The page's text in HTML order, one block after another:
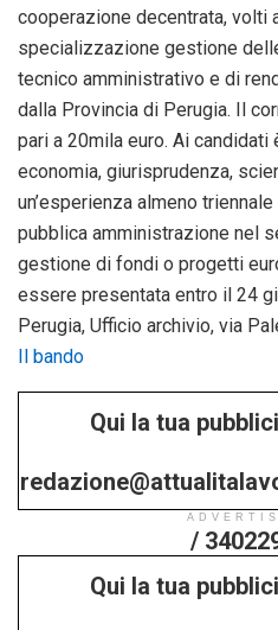
cooperazione decentrata, volti
specializzazione gestione
tecnico amministrativo e di
dalla Provincia di Perugia. Il
pari a 20mila euro. Ai candidati
economia, giurisprudenza,
un’esperienza almeno
pubblica amministrazione nel
gestione di fondi o progetti
essere presentata entro il 24
Perugia, Ufficio archivio, via
Il bando
Qui la tua
/
Qui la tua